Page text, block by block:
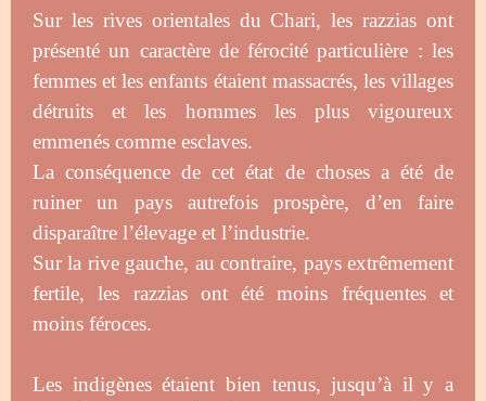
Sur les rives orientales du Chari, les razzias ont
présenté un caractère de férocité particulière : les
femmes et les enfants étaient massacrés, les villages
détruits et les hommes les plus vigoureux
emmenés comme esclaves.
La conséquence de cet état de choses a été de
ruiner un pays autrefois prospère, d’en faire
disparaître l’élevage et l’industrie.
Sur la rive gauche, au contraire, pays extrêmement
fertile, les razzias ont été moins fréquentes et
moins féroces.
Les indigènes étaient bien tenus, jusqu’à il y a